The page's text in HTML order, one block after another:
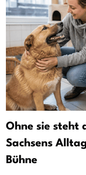
Ohne sie steht
Sachsens
Bühne